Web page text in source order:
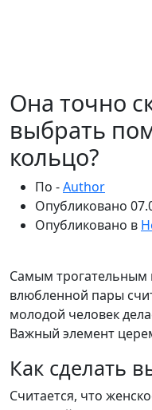
Она точно
выбрать
кольцо?
По -Author
Опубликовано
Опубликовано в
Самым
влюбленной пары
молодой человек
Важный элемент
Как сделать
Считается, что